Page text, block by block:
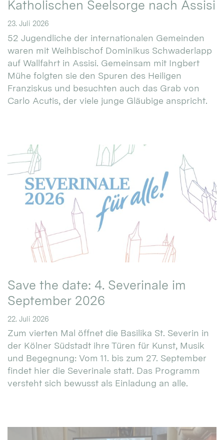
Katholischen Seelsorge nach Assisi
23. Juli 2026
52 Jugendliche der internationalen Gemeinden
waren mit Weihbischof Dominikus Schwaderlapp
auf Wallfahrt in Assisi. Gemeinsam mit Ingbert
Mühe folgten sie den Spuren des Heiligen
Franziskus und besuchten auch das Grab von
Carlo Acutis, der viele junge Gläubige anspricht.
Save the date: 4. Severinale im
September 2026
22. Juli 2026
Zum vierten Mal öffnet die Basilika St. Severin in
der Kölner Südstadt ihre Türen für Kunst, Musik
und Begegnung: Vom 11. bis zum 27. September
findet hier die Severinale statt. Das Programm
versteht sich bewusst als Einladung an alle.